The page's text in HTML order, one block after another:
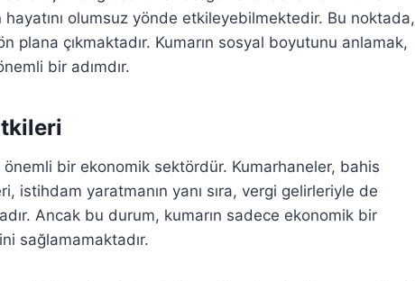
hayatını olumsuz yönde etkileyebilmektedir. Bu noktada,
plana çıkmaktadır. Kumarın sosyal boyutunu anlamak,
bir adımdır.
bir ekonomik sektördür. Kumarhaneler, bahis
istihdam yaratmanın yanı sıra, vergi gelirleriyle de
Ancak bu durum, kumarın sadece ekonomik bir
sağlamamaktadır.